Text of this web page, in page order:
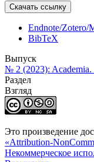
Скачать ссылку
Endnote/Zotero/
BibTeX
Выпуск
№ 2 (2023): Academia.
Раздел
Взгляд
Это произведение
«Attribution-
Некоммерческое